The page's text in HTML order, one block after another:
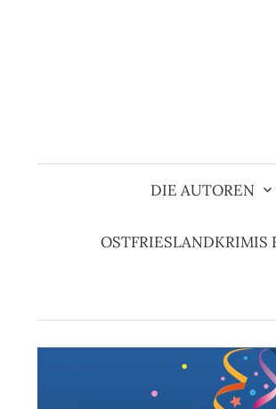
DIE AUTOREN
OSTFRIESLANDKRIMIS